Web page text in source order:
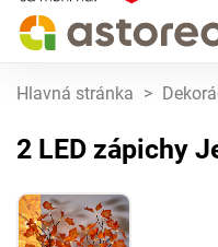
Hlavná stránka >
2 LED zápichy